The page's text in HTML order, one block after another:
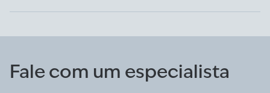
Fale com um especialista